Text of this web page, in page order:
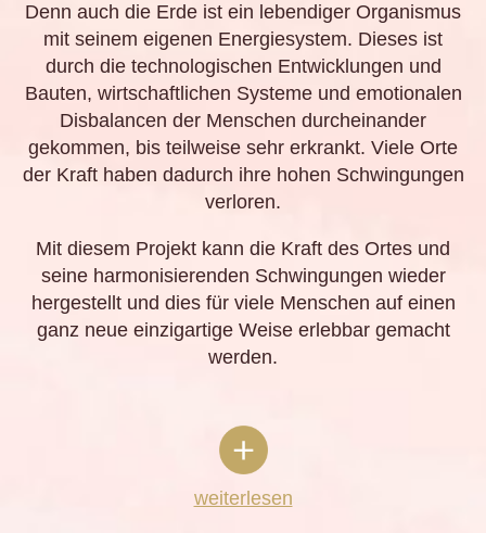
Denn auch die Erde ist ein lebendiger Organismus
mit seinem eigenen Energiesystem. Dieses ist
durch die technologischen Entwicklungen und
Bauten, wirtschaftlichen Systeme und emotionalen
Disbalancen der Menschen durcheinander
gekommen, bis teilweise sehr erkrankt. Viele Orte
der Kraft haben dadurch ihre hohen Schwingungen
verloren.
Mit diesem Projekt kann die Kraft des Ortes und
seine harmonisierenden Schwingungen wieder
hergestellt und dies für viele Menschen auf einen
ganz neue einzigartige Weise erlebbar gemacht
werden.
weiterlesen